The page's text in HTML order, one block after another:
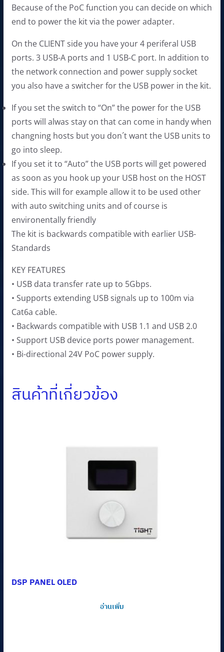
Because of the PoC function you can decide on which
end to power the kit via the power adapter.
On the CLIENT side you have your 4 periferal USB
ports. 3 USB-A ports and 1 USB-C port. In addition to
the network connection and power supply socket
you also have a switcher for the USB power in the kit.
If you set the switch to “On” the power for the USB
ports will alwas stay on that can come in handy when
changning hosts but you don´t want the USB units to
go into sleep.
If you set it to “Auto” the USB ports will get powered
as soon as you hook up your USB host on the HOST
side. This will for example allow it to be used other
with auto switching units and of course is
environentally friendly
The kit is backwards compatible with earlier USB-
Standards
KEY FEATURES
• USB data transfer rate up to 5Gbps.
• Supports extending USB signals up to 100m via
Cat6a cable.
• Backwards compatible with USB 1.1 and USB 2.0
• Support USB device ports power management.
• Bi-directional 24V PoC power supply.
สินค้าที่เกี่ยวข้อง
DSP PANEL OLED
อ่านเพิ่ม